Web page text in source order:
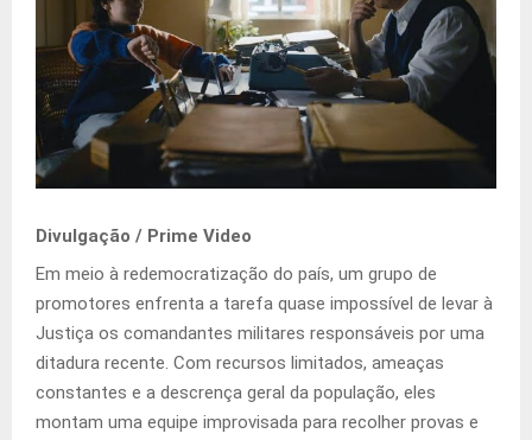
Divulgação / Prime Video
Em meio à redemocratização do país, um grupo de
promotores enfrenta a tarefa quase impossível de levar à
Justiça os comandantes militares responsáveis por uma
ditadura recente. Com recursos limitados, ameaças
constantes e a descrença geral da população, eles
montam uma equipe improvisada para recolher provas e